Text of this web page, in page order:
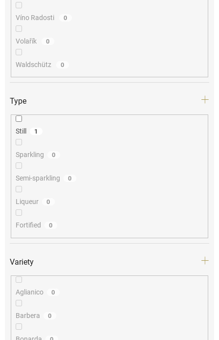
Víno Radosti 0
Volařík 0
Waldschütz 0
Type
Still 1
Sparkling 0
Semi-sparkling 0
Liqueur 0
Fortified 0
Variety
Aglianico 0
Barbera 0